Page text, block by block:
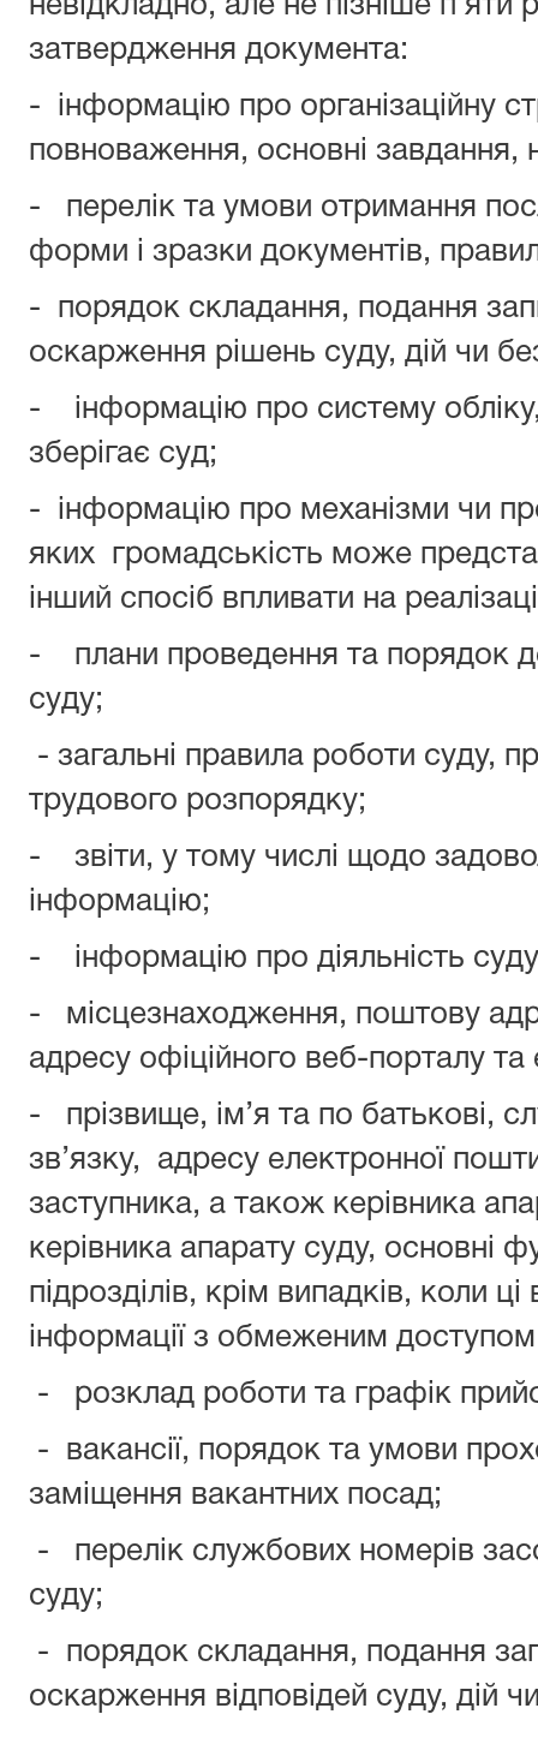
невідкладно, але не пізніше п’яти
затвердження документа:
- інформацію про організаційну
повноваження, основні завдання,
- перелік та умови отримання
форми і зразки документів,
- порядок складання, подання
оскарження рішень суду, дій чи
- інформацію про систему
зберігає суд;
- інформацію про механізми чи
яких громадськість може
інший спосіб впливати на
- плани проведення та порядок
суду;
- загальні правила роботи суду,
трудового розпорядку;
- звіти, у тому числі щодо
інформацію;
- інформацію про діяльність
- місцезнаходження, поштову
адресу офіційного веб-порталу
- прізвище, ім’я та по батькові,
зв’язку, адресу електронної
заступника, а також керівника
керівника апарату суду, основні
підрозділів, крім випадків, коли
інформації з обмеженим
- розклад роботи та графік
- вакансії, порядок та умови
заміщення вакантних посад;
- перелік службових номерів
суду;
- порядок складання, подання
оскарження відповідей суду, дій